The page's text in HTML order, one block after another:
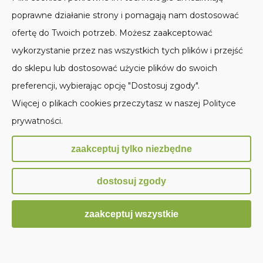
PŁATNOŚCI I DOSTAWA
INFORMACJE
Sklep internetowy Shoper.pl
poprawne działanie strony i pomagają nam dostosować
ofertę do Twoich potrzeb. Możesz zaakceptować
wykorzystanie przez nas wszystkich tych plików i przejść
do sklepu lub dostosować użycie plików do swoich
preferencji, wybierając opcję "Dostosuj zgody".
Więcej o plikach cookies przeczytasz w naszej Polityce
prywatności.
zaakceptuj tylko niezbędne
dostosuj zgody
zaakceptuj wszystkie